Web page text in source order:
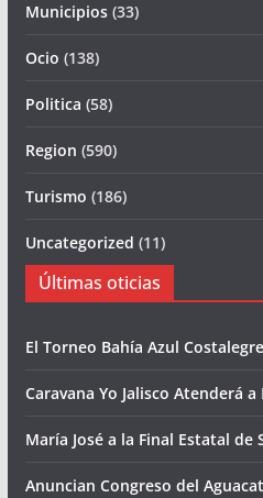
Municipios(33)
Ocio (138)
Politica (58)
Region (590)
Turismo (186)
Uncategorized (11)
Últimas oticias
El Torneo Bahía Azul
Caravana Yo Jalisco Atenderá
María José a la Final Estatal de
Anuncian Congreso del